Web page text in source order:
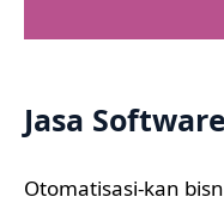
Jasa
Otomatisasi-kan